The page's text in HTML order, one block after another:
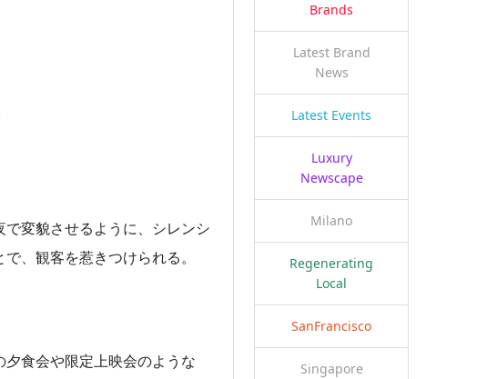
変貌させるように、シレンシ
、観客を惹きつけられる。
食会や限定上映会のような
Brands
Latest Brand
News
Latest Events
Luxury
Newscape
Milano
Regenerating
Local
SanFrancisco
Singapore